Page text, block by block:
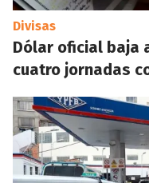
Divisas
Dólar oficial baja
cuatro jornadas